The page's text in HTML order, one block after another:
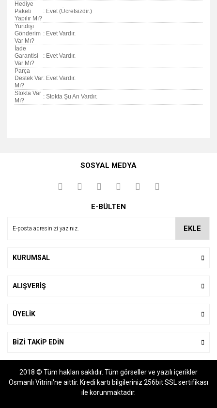
Hediye
Paketi
Yapılır Mı?
: Evet (Ücretsizdir.)
Yurtdışı
Gönderim
Var Mı?
: Evet Vardır.
İade
Garantisi
Var Mı?
: Evet Vardır.
Parça
Destek Var
Mı?
: Evet Vardır.
Stokta Var
Mı?
: Stokta Şu An Vardır.
kullanarak tarafımıza iletebilirsiniz.
Görüş ve önerileriniz için teşekkür ederiz.
Ürün açıklamasında eksik bilgiler bulunuyor.
SOSYAL MEDYA
E-BÜLTEN
EKLE
KURUMSAL
ALIŞVERİŞ
ÜYELİK
BİZİ TAKİP EDİN
2018 © Tüm hakları saklıdır. Tüm görseller ve yazılı içerikler
Osmanlı Vitrini'ne aittir. Kredi kartı bilgileriniz 256bit SSL sertifikası
ile korunmaktadır.